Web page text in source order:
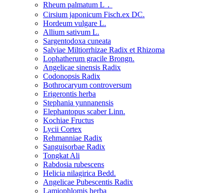
Rheum palmatum L．
Cirsium japonicum Fisch.ex DC.
Hordeum vulgare L.
Allium sativum L.
Sargentodoxa cuneata
Salviae Miltiorrhizae Radix et Rhizoma
Lophatherum gracile Brongn.
Angelicae sinensis Radix
Codonopsis Radix
Bothrocaryum controversum
Erigerontis herba
Stephania yunnanensis
Elephantopus scaber Linn.
Kochiae Fructus
Lycii Cortex
Rehmanniae Radix
Sanguisorbae Radix
Tongkat Ali
Rabdosia rubescens
Helicia nilagirica Bedd.
Angelicae Pubescentis Radix
Lamiophlomis herba